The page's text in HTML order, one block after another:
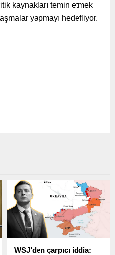
kaynakları temin etmek
yapmayı hedefliyor.
WSJ’den çarpıcı iddia: